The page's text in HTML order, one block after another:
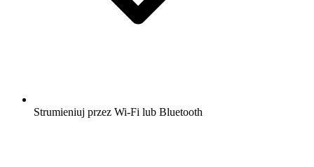
Strumieniuj przez Wi-Fi lub Bluetooth